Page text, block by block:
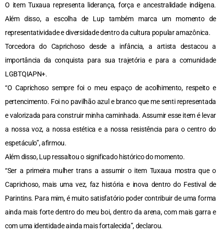
O item Tuxaua representa liderança, força e ancestralidade indígena.
Além disso, a escolha de Lup também marca um momento de
representatividade e diversidade dentro da cultura popular amazônica.
Torcedora do Caprichoso desde a infância, a artista destacou a
importância da conquista para sua trajetória e para a comunidade
LGBTQIAPN+.
“O Caprichoso sempre foi o meu espaço de acolhimento, respeito e
pertencimento. Foi no pavilhão azul e branco que me senti representada
e valorizada para construir minha caminhada. Assumir esse item é levar
a nossa voz, a nossa estética e a nossa resistência para o centro do
espetáculo”, afirmou.
Além disso, Lup ressaltou o significado histórico do momento.
“Ser a primeira mulher trans a assumir o item Tuxaua mostra que o
Caprichoso, mais uma vez, faz história e inova dentro do Festival de
Parintins. Para mim, é muito satisfatório poder contribuir de uma forma
ainda mais forte dentro do meu boi, dentro da arena, com mais garra e
com uma identidade ainda mais fortalecida”, declarou.